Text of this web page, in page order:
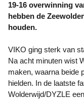
19-16 overwinning
hebben de
houden.
VIKO ging sterk van
Na acht minuten wist
maken, waarna beide
hielden. In de laatste
Wolderwijd/DYZLE